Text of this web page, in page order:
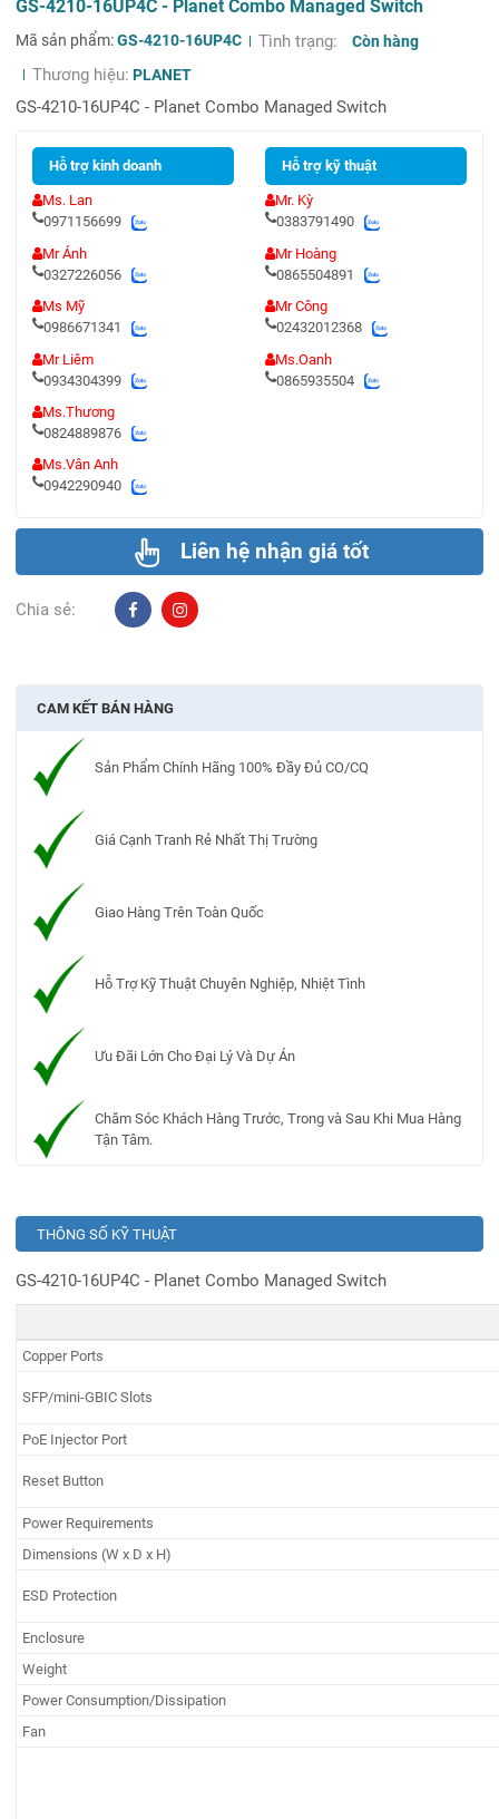
GS-4210-16UP4C - Planet Combo Managed Switch
Mã sản phẩm:GS-4210-16UP4C Tình trạng: Còn hàng
Thương hiệu: PLANET
GS-4210-16UP4C - Planet Combo Managed Switch
Hỗ trợ kinh doanh
Ms. Lan
0971156699
Mr Ánh
0327226056
Ms Mỹ
0986671341
Mr Liêm
0934304399
Ms.Thương
0824889876
Ms.Vân Anh
0942290940
Hỗ trợ kỹ thuật
Mr. Kỳ
0383791490
Mr Hoàng
0865504891
Mr Công
02432012368
Ms.Oanh
0865935504
Liên hệ nhận giá tốt
Chia sẻ:
CAM KẾT BÁN HÀNG
Sản Phẩm Chính Hãng 100% Đầy Đủ CO/CQ
Giá Cạnh Tranh Rẻ Nhất Thị Trường
Giao Hàng Trên Toàn Quốc
Hỗ Trợ Kỹ Thuật Chuyên Nghiệp, Nhiệt Tình
Ưu Đãi Lớn Cho Đại Lý Và Dự Án
Chăm Sóc Khách Hàng Trước, Trong và Sau Khi Mua Hàng
Tận Tâm.
THÔNG SỐ KỸ THUẬT
GS-4210-16UP4C - Planet Combo Managed Switch
Copper Ports
SFP/mini-GBIC Slots
PoE Injector Port
Reset Button
Power Requirements
Dimensions (W x D x H)
ESD Protection
Enclosure
Weight
Power Consumption/Dissipation
Fan